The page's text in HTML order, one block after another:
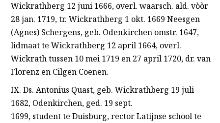
Wickrathberg 12 juni 1666, overl. waarsch. ald. vòòr
28 jan. 1719, tr. Wickrathberg 1 okt. 1669 Neesgen
(Agnes) Schergens, geb. Odenkirchen omstr. 1647,
lidmaat te Wickrathberg 12 april 1664, overl.
Wickrath tussen 10 mei 1719 en 27 april 1720, dr. van
Florenz en Cilgen Coenen.
IX. Ds. Antonius Quast, geb. Wickrathberg 19 juli
1682, Odenkirchen, ged. 19 sept.
1699, student te Duisburg, rector Latijnse school te